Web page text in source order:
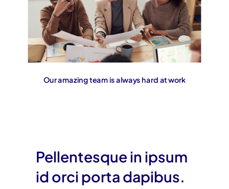
Our amazing team is always hard at work
Pellentesque in ipsum
id orci porta dapibus.